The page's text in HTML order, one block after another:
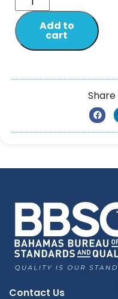
Add to
cart
Contact Us